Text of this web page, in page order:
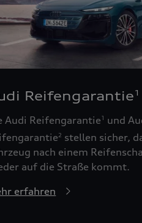
Reifengarantie 1
Audi Reifengarantie1
und
2 stellen sicher,
nach einem
auf die Straße kommt.
erfahren